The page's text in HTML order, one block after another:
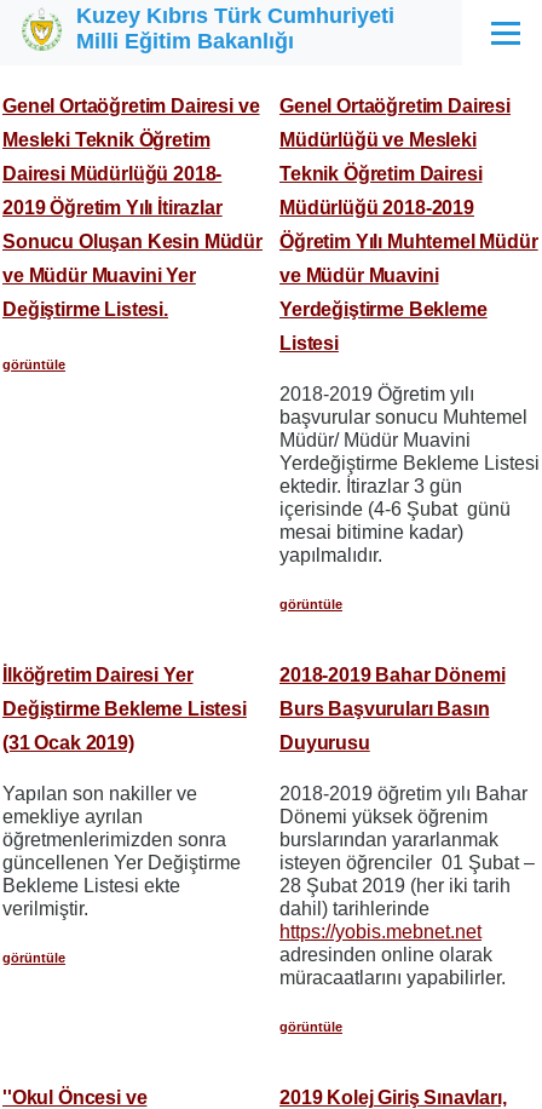
Ana içeriğe atla
Kuzey Kıbrıs Türk Cumhuriyeti
Milli Eğitim Bakanlığı
Menü
Genel Ortaöğretim Dairesi ve
Mesleki Teknik Öğretim
Dairesi Müdürlüğü 2018-
2019 Öğretim Yılı İtirazlar
Sonucu Oluşan Kesin Müdür
ve Müdür Muavini Yer
Değiştirme Listesi.
görüntüle
Genel Ortaöğretim Dairesi
Müdürlüğü ve Mesleki
Teknik Öğretim Dairesi
Müdürlüğü 2018-2019
Öğretim Yılı Muhtemel Müdür
ve Müdür Muavini
Yerdeğiştirme Bekleme
Listesi
2018-2019 Öğretim yılı
başvurular sonucu Muhtemel
Müdür/ Müdür Muavini
Yerdeğiştirme Bekleme Listesi
ektedir. İtirazlar 3 gün
içerisinde (4-6 Şubat günü
mesai bitimine kadar)
yapılmalıdır.
görüntüle
İlköğretim Dairesi Yer
Değiştirme Bekleme Listesi
(31 Ocak 2019)
Yapılan son nakiller ve
emekliye ayrılan
öğretmenlerimizden sonra
güncellenen Yer Değiştirme
Bekleme Listesi ekte
verilmiştir.
görüntüle
2018-2019 Bahar Dönemi
Burs Başvuruları Basın
Duyurusu
2018-2019 öğretim yılı Bahar
Dönemi yüksek öğrenim
burslarından yararlanmak
isteyen öğrenciler 01 Şubat –
28 Şubat 2019 (her iki tarih
dahil) tarihlerinde
https://yobis.mebnet.net
adresinden online olarak
müracaatlarını yapabilirler.
görüntüle
''Okul Öncesi ve
2019 Kolej Giriş Sınavları,